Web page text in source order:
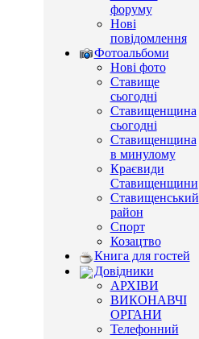
форуму
Нові
повідомлення
Фотоальбоми
Нові фото
Ставище
сьогодні
Ставищенщина
сьогодні
Ставищенщина
в минулому
Краєвиди
Ставищенщини
Ставищенський
район
Спорт
Козацтво
Книга для гостей
Довідники
АРХІВИ
ВИКОНАВЧІ
ОРГАНИ
Телефонний